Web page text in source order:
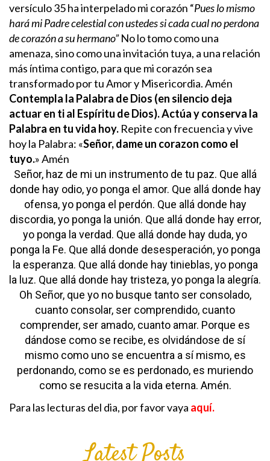
versículo 35 ha interpelado mi corazón “Pues lo mismo
hará mi Padre celestial con ustedes si cada cual no perdona
de corazón a su hermano”No lo tomo como una
amenaza, sino como una invitación tuya, a una relación
más íntima contigo, para que mi corazón sea
transformado por tu Amor y Misericordia. Amén
Contempla la Palabra de Dios (en silencio deja
actuar en ti al Espíritu de Dios). Actúa y conserva la
Palabra en tu vida hoy. Repite con frecuencia y vive
hoy la Palabra: «Señor, dame un corazon como el
tuyo.» Amén
Señor, haz de mi un instrumento de tu paz. Que allá
donde hay odio, yo ponga el amor. Que allá donde hay
ofensa, yo ponga el perdón. Que allá donde hay
discordia, yo ponga la unión. Que allá donde hay error,
yo ponga la verdad. Que allá donde hay duda, yo
ponga la Fe. Que allá donde desesperación, yo ponga
la esperanza. Que allá donde hay tinieblas, yo ponga
la luz. Que allá donde hay tristeza, yo ponga la alegría.
Oh Señor, que yo no busque tanto ser consolado,
cuanto consolar, ser comprendido, cuanto
comprender, ser amado, cuanto amar. Porque es
dándose como se recibe, es olvidándose de sí
mismo como uno se encuentra a sí mismo, es
perdonando, como se es perdonado, es muriendo
como se resucita a la vida eterna. Amén.
Para las lecturas del dia, por favor vaya aquí.